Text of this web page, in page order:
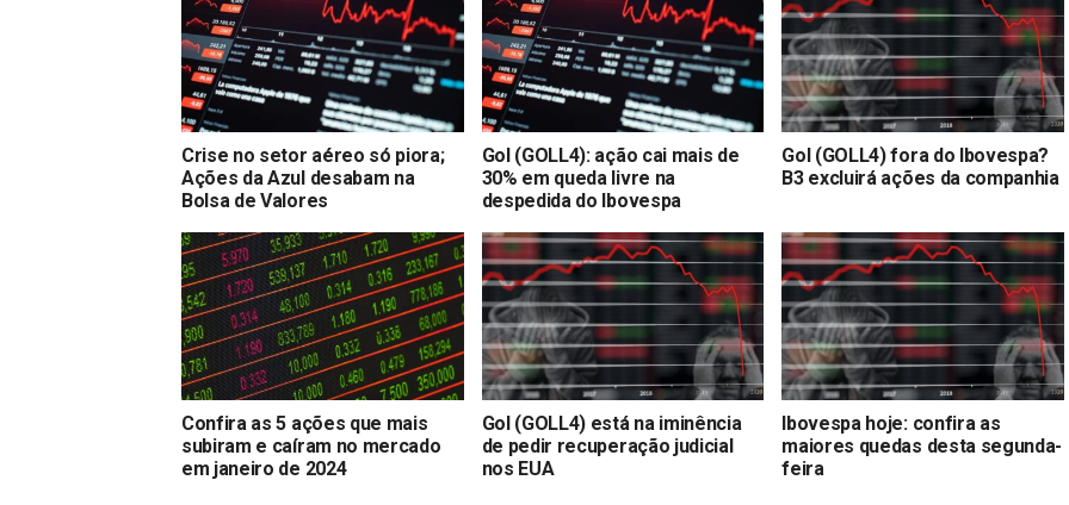
Crise no setor aéreo só piora;
Ações da Azul desabam na
Bolsa de Valores
Gol (GOLL4): ação cai mais de
30% em queda livre na
despedida do Ibovespa
Gol (GOLL4) fora do Ibovespa?
B3 excluirá ações da companhia
Confira as 5 ações que mais
subiram e caíram no mercado
em janeiro de 2024
Gol (GOLL4) está na iminência
de pedir recuperação judicial
nos EUA
Ibovespa hoje: confira as
maiores quedas desta segunda-
feira